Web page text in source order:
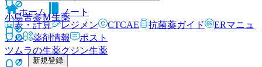
小島苦参Ｍ生薬
ツムラの生薬クジン生薬
ホーム
ノート
表・計算
レジメン CTCAE 抗菌薬ガイド
ERマニュ
アル
薬剤情報 ポスト
新規登録